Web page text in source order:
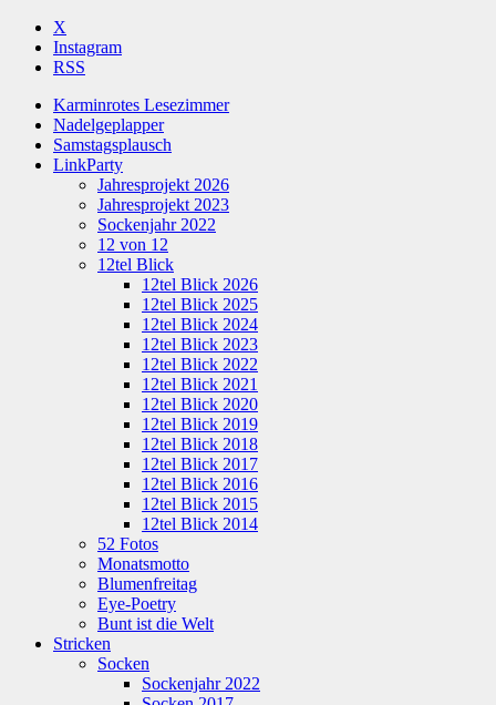
X
Instagram
RSS
Karminrotes Lesezimmer
Nadelgeplapper
Samstagsplausch
LinkParty
Jahresprojekt 2026
Jahresprojekt 2023
Sockenjahr 2022
12 von 12
12tel Blick
12tel Blick 2026
12tel Blick 2025
12tel Blick 2024
12tel Blick 2023
12tel Blick 2022
12tel Blick 2021
12tel Blick 2020
12tel Blick 2019
12tel Blick 2018
12tel Blick 2017
12tel Blick 2016
12tel Blick 2015
12tel Blick 2014
52 Fotos
Monatsmotto
Blumenfreitag
Eye-Poetry
Bunt ist die Welt
Stricken
Socken
Sockenjahr 2022